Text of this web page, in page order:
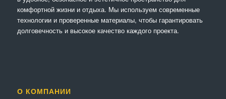
комфортной жизни и отдыха. Мы используем современные
технологии и проверенные материалы, чтобы гарантировать
долговечность и высокое качество каждого проекта.
О КОМПАНИИ